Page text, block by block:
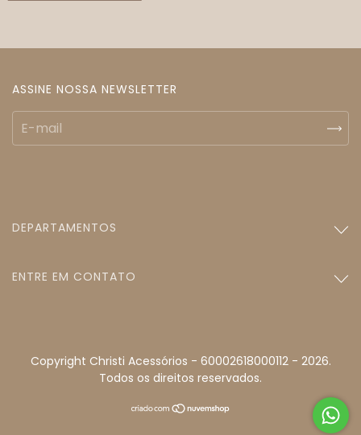
ASSINE NOSSA NEWSLETTER
DEPARTAMENTOS
ENTRE EM CONTATO
Copyright Christi Acessórios - 60002618000112 - 2026.
Todos os direitos reservados.